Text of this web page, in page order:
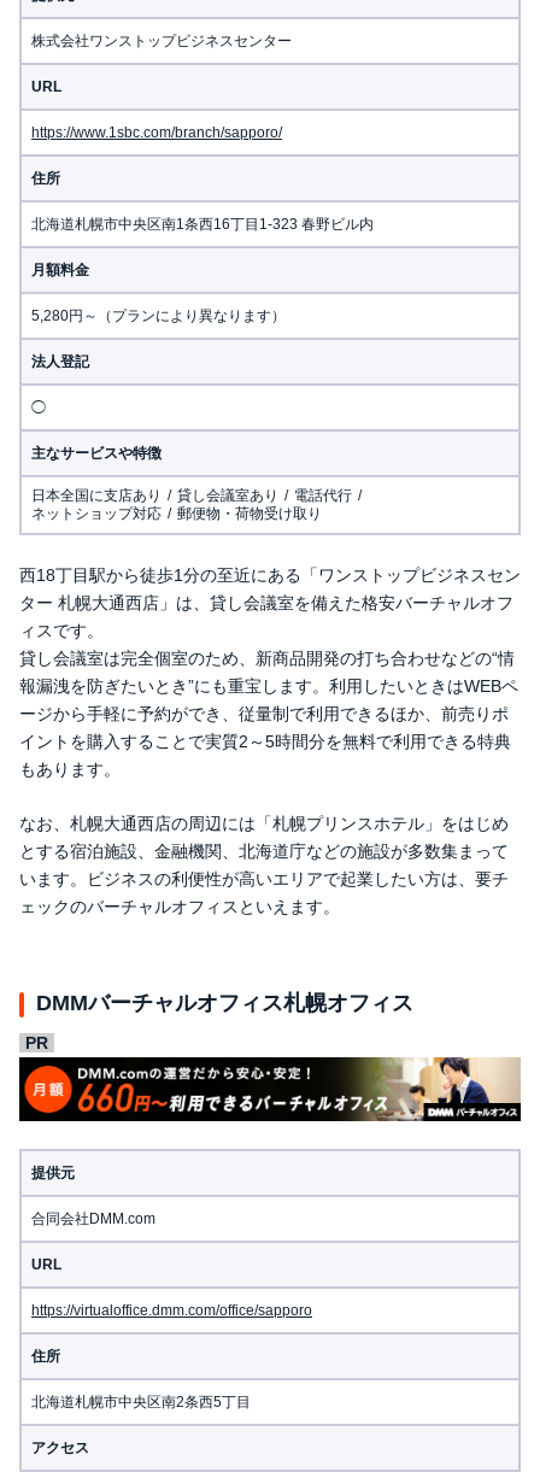
株式会社ワンストップビジネスセンター
URL
https://www.1sbc.com/branch/sapporo/
住所
北海道札幌市中央区南1条西16丁目1-323 春野ビル内
月額料金
5,280円～（プランにより異なります）
法人登記
◯
主なサービスや特徴
日本全国に支店あり 貸し会議室あり
電話代行
ネットショップ対応
郵便物・荷物受け取り
西18丁目駅から徒歩1分の至近にある「ワンストップビジネスセン
ター 札幌大通西店」は、貸し会議室を備えた格安バーチャルオフ
ィスです。
貸し会議室は完全個室のため、新商品開発の打ち合わせなどの“情
報漏洩を防ぎたいとき”にも重宝します。利用したいときはWEBペ
ージから手軽に予約ができ、従量制で利用できるほか、前売りポ
イントを購入することで実質2～5時間分を無料で利用できる特典
もあります。
なお、札幌大通西店の周辺には「札幌プリンスホテル」をはじめ
とする宿泊施設、金融機関、北海道庁などの施設が多数集まって
います。ビジネスの利便性が高いエリアで起業したい方は、要チ
ェックのバーチャルオフィスといえます。
DMMバーチャルオフィス札幌オフィス
提供元
合同会社DMM.com
URL
https://virtualoffice.dmm.com/office/sapporo
住所
北海道札幌市中央区南2条西5丁目
アクセス